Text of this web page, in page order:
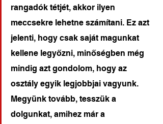
rangadók tétjét, akkor ilyen
meccsekre lehetne számítani. Ez azt
jelenti, hogy csak saját magunkat
kellene legyőzni, minőségben még
mindig azt gondolom, hogy az
osztály egyik legjobbjai vagyunk.
Megyünk tovább, tesszük a
dolgunkat, amihez már a